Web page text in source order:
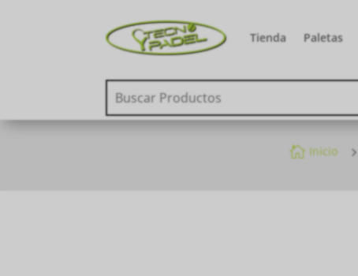
Tienda Paletas
 Inicio 5